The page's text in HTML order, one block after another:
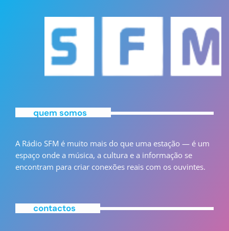
quem somos
A Rádio SFM é muito mais do que uma estação — é um
espaço onde a música, a cultura e a informação se
encontram para criar conexões reais com os ouvintes.
contactos